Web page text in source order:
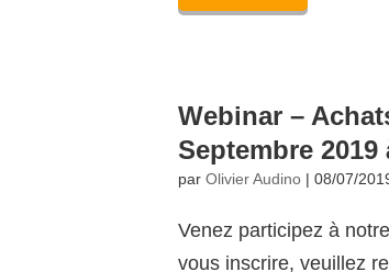
Webinar –
Septembre 2019
parOlivier Audino |08/07/
Venez participez à
vous inscrire, veuillez